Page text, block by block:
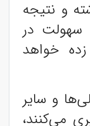
و نتیجه
سهولت در
خواهد
و سایر
می‌کنند،